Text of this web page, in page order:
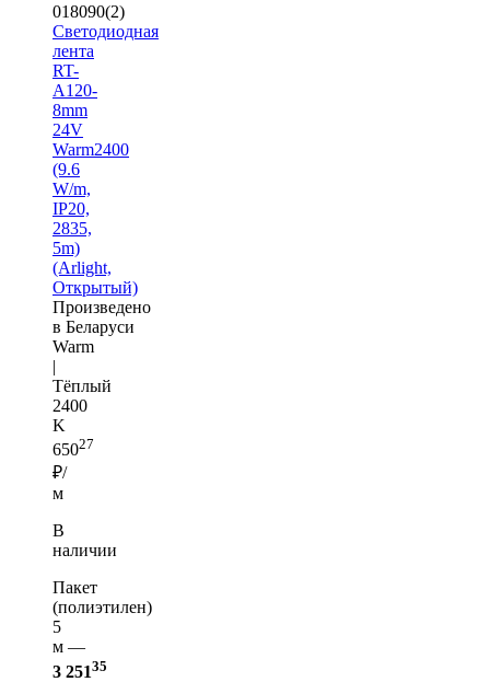
018090(2)
Светодиодная
лента
RT-
A120-
8mm
24V
Warm2400
(9.6
W/m,
IP20,
2835,
5m)
(Arlight,
Открытый)
Произведено
в Беларуси
Warm
|
Тёплый
2400
K
65027
₽/
м
В
наличии
Пакет
(полиэтилен)
5
м —
3 25135